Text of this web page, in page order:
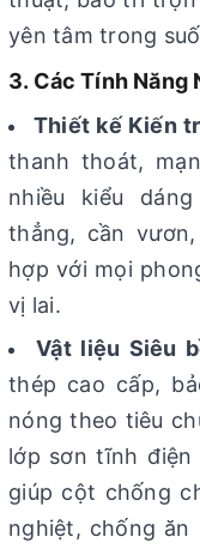
yên tâm trong
3. Các Tính Năng
Thiết kế Kiến
thanh thoát,
nhiều kiểu
thẳng, cần
hợp với mọi
vị lai.
Vật liệu Siêu
thép cao cấp,
nóng theo tiêu
lớp sơn tĩnh điện
giúp cột chống
nghiệt, chống ăn